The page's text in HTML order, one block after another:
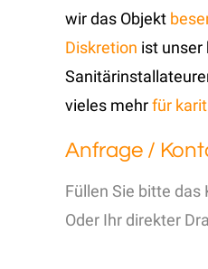
wir das Objekt
Diskretion ist unser
vieles mehrfür
Anfrage /
Füllen Sie bitte
Oder Ihr direkter